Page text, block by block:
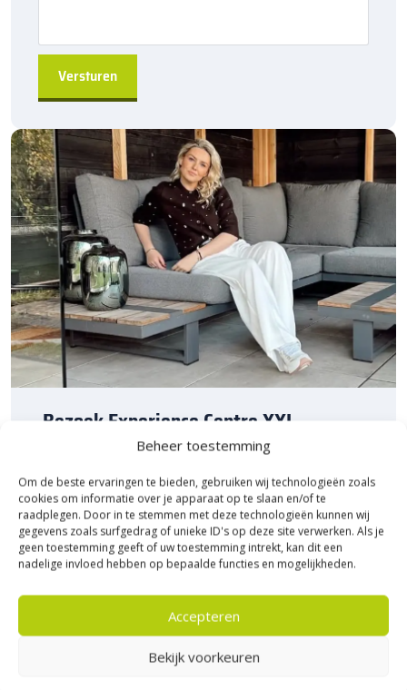
Beheer toestemming
Om de beste ervaringen te bieden, gebruiken wij technologieën zoals
cookies om informatie over je apparaat op te slaan en/of te
raadplegen. Door in te stemmen met deze technologieën kunnen wij
gegevens zoals surfgedrag of unieke ID's op deze site verwerken. Als je
geen toestemming geeft of uw toestemming intrekt, kan dit een
nadelige invloed hebben op bepaalde functies en mogelijkheden.
Accepteren
Bekijk voorkeuren
Veiligheid:DeRWS-bandenzorgen voor een veilige
wat belangrijk is voor zowel verkeersveiligheid als het
Duurzaamheid:Gemaakt vanhoogwaardig betongrijs
materiaal, bieden deze banden uitstekende weerstand
tegen slijtage, weersomstandigheden en intensief verkeer.
Reflectie:
reflexion white afwerking bieden deRWS-
banden extra zichtbaarheid, zowel overdag als ’s nachts, en
bij slecht weer. Dit verhoogt de veiligheid van het verkeer
aanzienlijk.
Eenvoudige installatie:
visbekverbindingzorgt voor
een stevige montage, terwijl desplintervrije kopzorgt
voor veiligere installatie en afwerking.
Bezoek Experience Centre XXL
Bijna het gehele Kijlstra assortiment vind je in het
prachtige Heerde.
★ 2.500m² Experience Centre XXL in Heerde!
Kom gezellig langs!